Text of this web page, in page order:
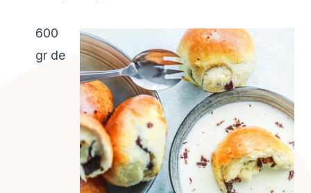
600
gr de